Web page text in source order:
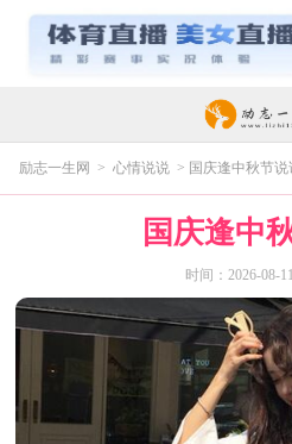
励志一生网 > 心情说说 > 国庆逢中秋节说
国庆逢中
时间：2026-08-